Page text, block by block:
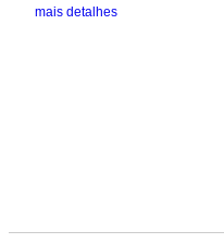
mais detalhes